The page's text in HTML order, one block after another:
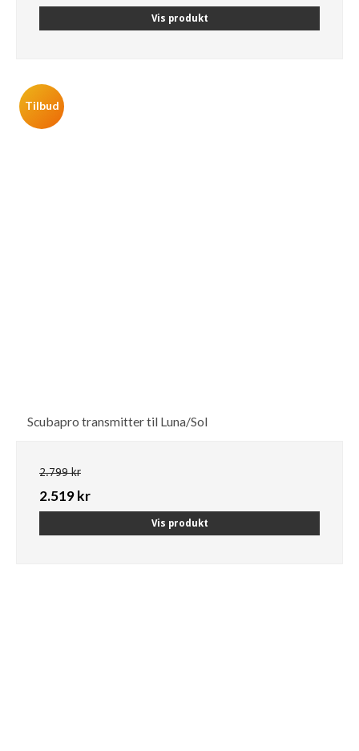
Vis produkt
Tilbud
Scubapro transmitter til Luna/Sol
2.799 kr
2.519 kr
Vis produkt